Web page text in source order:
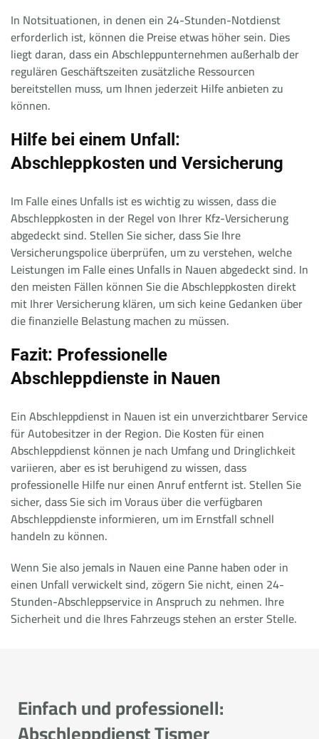
In Notsituationen, in denen ein 24-Stunden-Notdienst
erforderlich ist, können die Preise etwas höher sein. Dies
liegt daran, dass ein Abschleppunternehmen außerhalb der
regulären Geschäftszeiten zusätzliche Ressourcen
bereitstellen muss, um Ihnen jederzeit Hilfe anbieten zu
können.
Hilfe bei einem Unfall:
Abschleppkosten und Versicherung
Im Falle eines Unfalls ist es wichtig zu wissen, dass die
Abschleppkosten in der Regel von Ihrer Kfz-Versicherung
abgedeckt sind. Stellen Sie sicher, dass Sie Ihre
Versicherungspolice überprüfen, um zu verstehen, welche
Leistungen im Falle eines Unfalls in Nauen abgedeckt sind. In
den meisten Fällen können Sie die Abschleppkosten direkt
mit Ihrer Versicherung klären, um sich keine Gedanken über
die finanzielle Belastung machen zu müssen.
Fazit: Professionelle
Abschleppdienste in Nauen
Ein Abschleppdienst in Nauen ist ein unverzichtbarer Service
für Autobesitzer in der Region. Die Kosten für einen
Abschleppdienst können je nach Umfang und Dringlichkeit
variieren, aber es ist beruhigend zu wissen, dass
professionelle Hilfe nur einen Anruf entfernt ist. Stellen Sie
sicher, dass Sie sich im Voraus über die verfügbaren
Abschleppdienste informieren, um im Ernstfall schnell
handeln zu können.
Wenn Sie also jemals in Nauen eine Panne haben oder in
einen Unfall verwickelt sind, zögern Sie nicht, einen 24-
Stunden-Abschleppservice in Anspruch zu nehmen. Ihre
Sicherheit und die Ihres Fahrzeugs stehen an erster Stelle.
Einfach und professionell: